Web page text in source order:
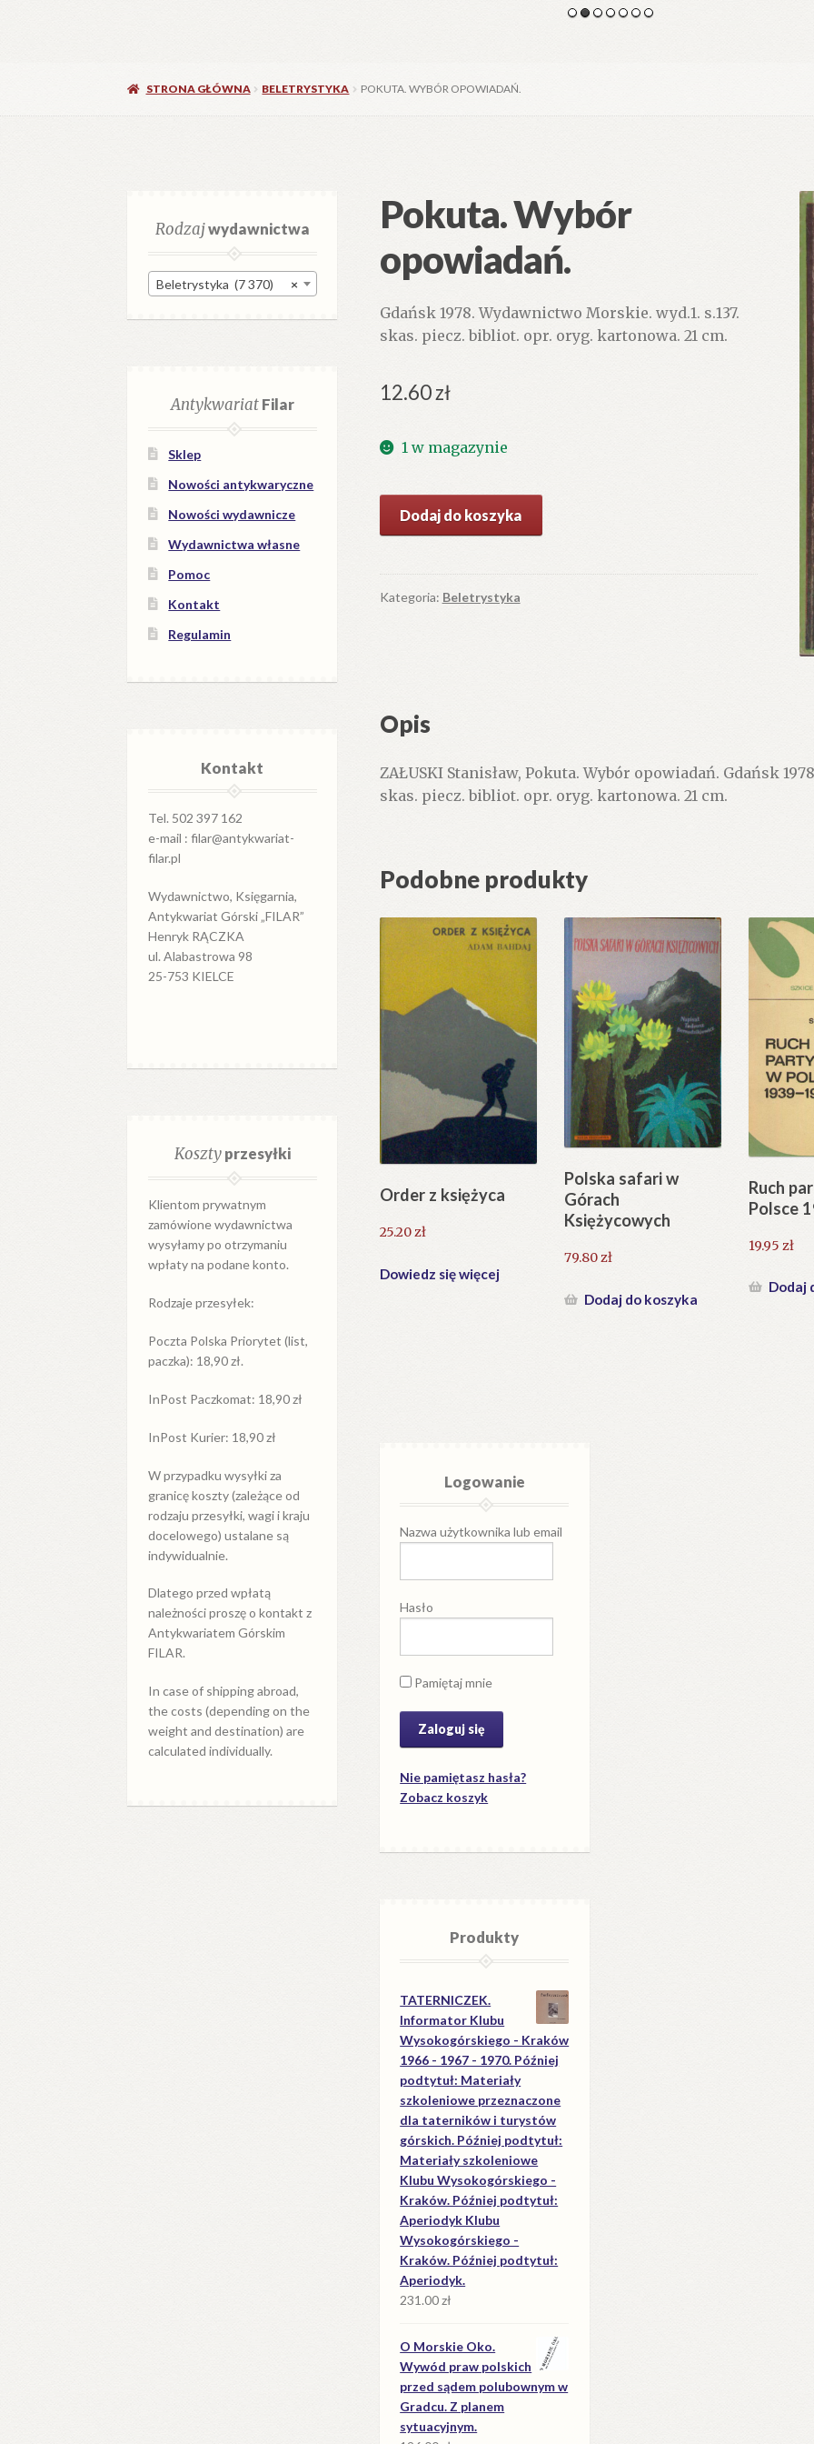
STRONA GŁÓWNA BELETRYSTYKA POKUTA. WYBÓR OPOWIADAŃ.
Pokuta. Wybór
opowiadań.
Gdańsk 1978. Wydawnictwo Morskie. wyd.1. s.137.
skas. piecz. bibliot. opr. oryg. kartonowa. 21 cm.
12.60zł
1 w magazynie
Pokuta.
opowiadań.
Dodaj do koszyka
Kategoria: Beletrystyka
Opis
ZAŁUSKI Stanisław, Pokuta. Wybór opowiadań. Gdańsk
skas. piecz. bibliot. opr. oryg. kartonowa. 21 cm.
Podobne produkty
Order z księżyca
25.20zł
Dowiedz się więcej
Polska safari w
Górach
Księżycowych
79.80zł
Dodaj do koszyka
Ruch
Polsce
19.95zł
Dodaj
Rodzajwydawnictwa
×
Beletrystyka (7 370)
AntykwariatFilar
Sklep
Nowości antykwaryczne
Nowości wydawnicze
Wydawnictwa własne
Pomoc
Kontakt
Regulamin
Kontakt
Tel. 502 397 162
e-mail : filar@antykwariat-
filar.pl
Wydawnictwo, Księgarnia,
Antykwariat Górski „FILAR”
Henryk RĄCZKA
ul. Alabastrowa 98
25-753 KIELCE
Kosztyprzesyłki
Klientom prywatnym
zamówione wydawnictwa
wysyłamy po otrzymaniu
wpłaty na podane konto.
Rodzaje przesyłek:
Poczta Polska Priorytet (list,
paczka): 18,90 zł.
InPost Paczkomat: 18,90 zł
InPost Kurier: 18,90 zł
W przypadku wysyłkiza
granicękoszty (zależące od
rodzaju przesyłki, wagi i kraju
docelowego) ustalane są
indywidualnie.
Dlatego przed wpłatą
należności proszę o kontakt z
Antykwariatem Górskim
FILAR.
In case of shipping abroad,
the costs (depending on the
weight and destination) are
calculated individually.
Logowanie
Nazwa użytkownika lub email
Hasło
Pamiętaj mnie
Nie pamiętasz hasła?
Zobacz koszyk
Produkty
TATERNICZEK.
Informator Klubu
Wysokogórskiego - Kraków
1966 - 1967 - 1970. Później
podtytuł: Materiały
szkoleniowe przeznaczone
dla taterników i turystów
górskich. Później podtytuł:
Materiały szkoleniowe
Klubu Wysokogórskiego -
Kraków. Później podtytuł:
Aperiodyk Klubu
Wysokogórskiego -
Kraków. Później podtytuł:
Aperiodyk.
231.00zł
O Morskie Oko.
Wywód praw polskich
przed sądem polubownym w
Gradcu. Z planem
sytuacyjnym.